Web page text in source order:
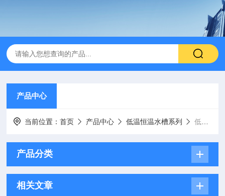
产品中心
当前位置：首页 产品中心 低温恒温水槽系列 低温恒温水槽
产品分类
相关文章